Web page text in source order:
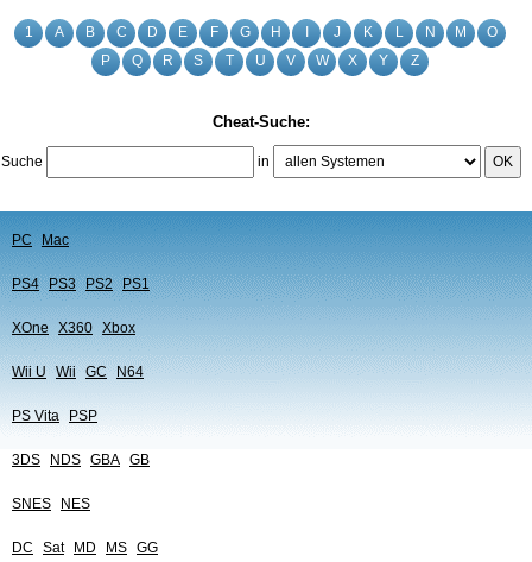
1 A B C D E F G H J K L N M
O
P
Q R S T U V W X Y Z
Cheat-Suche:
Suche in OK
PC Mac
PS4 PS3 PS2 PS1
XOne X360 Xbox
Wii U Wii GC N64
PS Vita PSP
3DS NDS GBA GB
SNES NES
DC Sat MD MS GG